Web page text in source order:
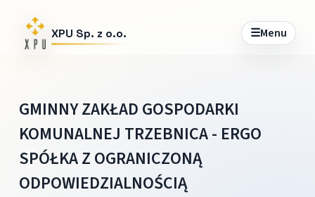
XPU Sp. z o.o. ☰Menu
GMINNY ZAKŁAD GOSPODARKI
KOMUNALNEJ TRZEBNICA - ERGO
SPÓŁKA Z OGRANICZONĄ
ODPOWIEDZIALNOŚCIĄ